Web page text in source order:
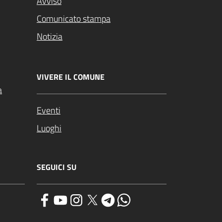
Comunicato stampa
Notizia
VIVERE IL COMUNE
Eventi
Luoghi
SEGUICI SU